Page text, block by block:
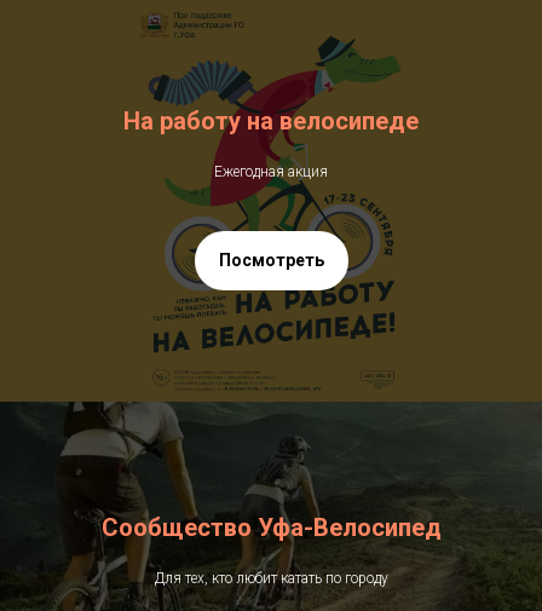
На работу на велосипеде
Ежегодная акция
Посмотреть
Сообщество Уфа-Велосипед
Для тех, кто любит катать по городу